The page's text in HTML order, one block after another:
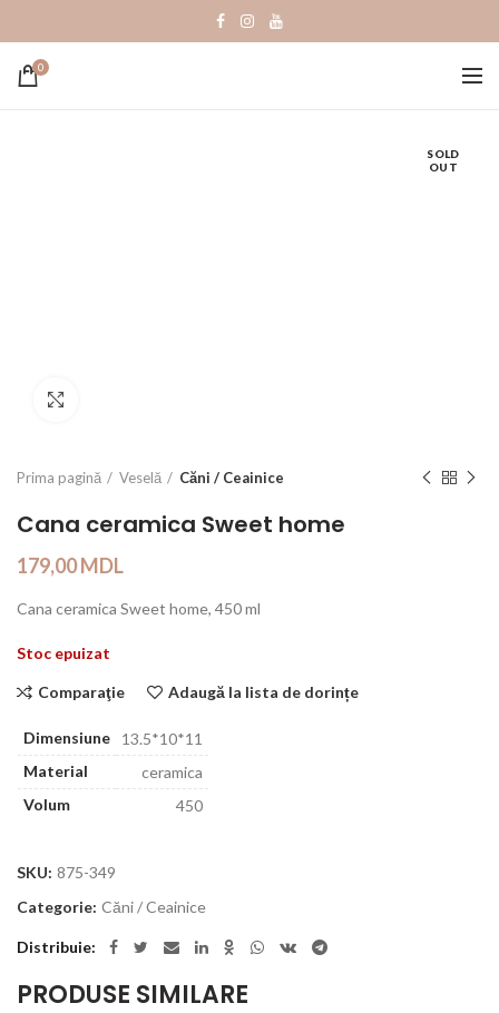
0
SOLD
OUT
Prima pagină Veselă Căni / Ceainice
Cana ceramica Sweet home
179,00MDL
Cana ceramica Sweet home, 450 ml
Stoc epuizat
Comparaţie Adaugă la lista de dorințe
Dimensiune
13.5*10*11
Material
ceramica
Volum
450
SKU: 875-349
Categorie: Căni / Ceainice
Distribuie
PRODUSE SIMILARE